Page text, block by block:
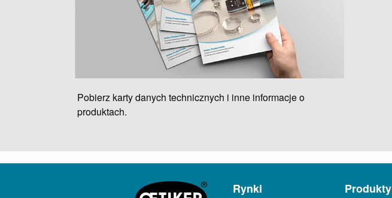
Pobierz karty danych technicznych i inne informacje o
produktach.
Rynki Produkty